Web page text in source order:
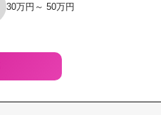
30万円～ 50万円